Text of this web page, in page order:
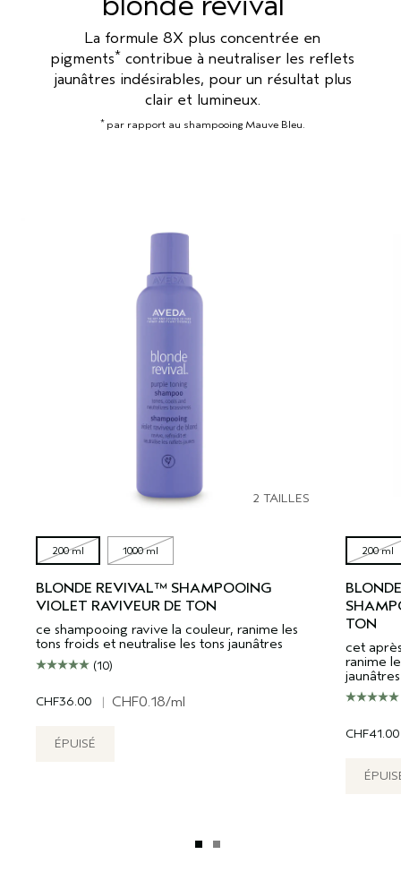
La formule 8X plus concentrée en
pigments* contribue à neutraliser les reflets
jaunâtres indésirables, pour un résultat plus
clair et lumineux.
* par rapport au shampooing Mauve Bleu.
2 TAILLES
200 ml 1000 ml
BLONDE REVIVAL™ SHAMPOOING
VIOLET RAVIVEUR DE TON
ce shampooing ravive la couleur, ranime les
tons froids et neutralise les tons jaunâtres
(10)
CHF36.00 | CHF0.18/ml
ÉPUISÉ
200 ml
TON
cet
ranime
jaunâtres
CHF41.00